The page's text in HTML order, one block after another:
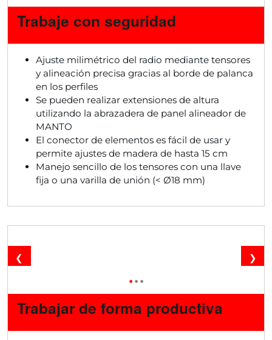
Trabaje con seguridad
Ajuste milimétrico del radio mediante tensores
y alineación precisa gracias al borde de palanca
en los perfiles
Se pueden realizar extensiones de altura
utilizando la abrazadera de panel alineador de
MANTO
El conector de elementos es fácil de usar y
permite ajustes de madera de hasta 15 cm
Manejo sencillo de los tensores con una llave
fija o una varilla de unión (< Ø18 mm)
❮ ❯
•••
Trabajar de forma productiva